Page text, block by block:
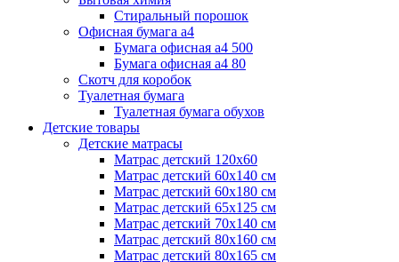
Стиральный порошок
Офисная бумага а4
Бумага офисная а4 500
Бумага офисная а4 80
Скотч для коробок
Туалетная бумага
Туалетная бумага обухов
Детские товары
Детские матрасы
Матрас детский 120х60
Матрас детский 60х140 см
Матрас детский 60х180 см
Матрас детский 65х125 см
Матрас детский 70х140 см
Матрас детский 80х160 см
Матрас детский 80х165 см